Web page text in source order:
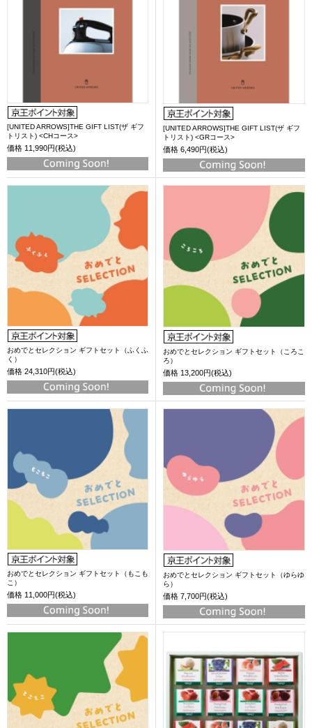
[UNITED ARROWS]THE GIFT LIST(ザ ギフ
トリスト) <CHコース>
価格 11,990円(税込)
[UNITED ARROWS]THE GIFT LIST(ザ ギフ
トリスト) <GRコース>
価格 6,490円(税込)
おめでとセレクション ギフトセット（ふくふ
く）
価格 24,310円(税込)
おめでとセレクション ギフトセット（ころこ
ろ）
価格 13,200円(税込)
おめでとセレクション ギフトセット（もこも
こ）
価格 11,000円(税込)
おめでとセレクション ギフトセット（ゆらゆ
ら）
価格 7,700円(税込)